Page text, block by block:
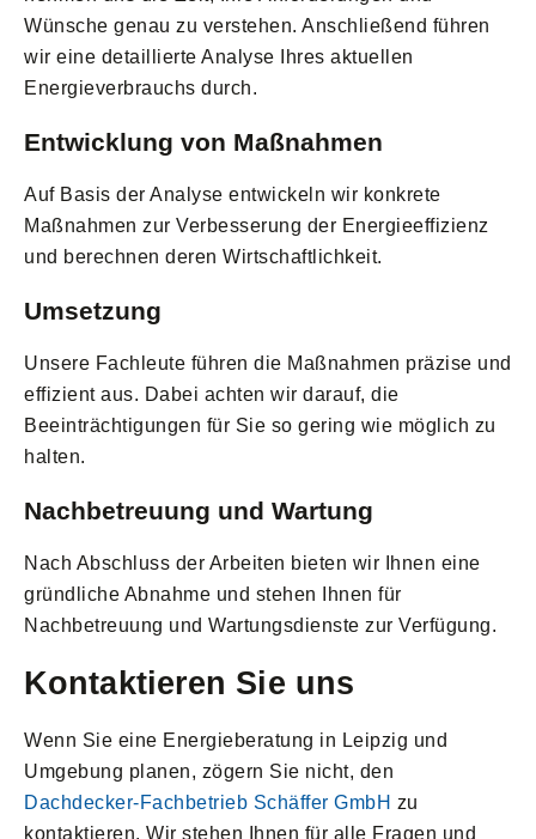
Wünsche genau zu verstehen. Anschließend führen
wir eine detaillierte Analyse Ihres aktuellen
Energieverbrauchs durch.
Entwicklung von Maßnahmen
Auf Basis der Analyse entwickeln wir konkrete
Maßnahmen zur Verbesserung der Energieeffizienz
und berechnen deren Wirtschaftlichkeit.
Umsetzung
Unsere Fachleute führen die Maßnahmen präzise und
effizient aus. Dabei achten wir darauf, die
Beeinträchtigungen für Sie so gering wie möglich zu
halten.
Nachbetreuung und Wartung
Nach Abschluss der Arbeiten bieten wir Ihnen eine
gründliche Abnahme und stehen Ihnen für
Nachbetreuung und Wartungsdienste zur Verfügung.
Kontaktieren Sie uns
Wenn Sie eine Energieberatung in Leipzig und
Umgebung planen, zögern Sie nicht, den
Dachdecker-Fachbetrieb Schäffer GmbH zu
kontaktieren. Wir stehen Ihnen für alle Fragen und